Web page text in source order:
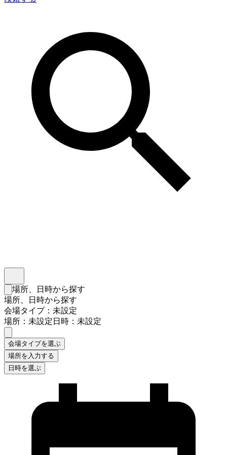
検索フォームを閉じる
場所、日時から探す
場所、日時から探す
会場タイプ：未設定
場所：未設定日時：未設定
会場タイプを選ぶ
場所を入力する
日時を選ぶ